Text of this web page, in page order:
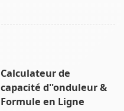
Calculateur de
capacité d''onduleur &
Formule en Ligne